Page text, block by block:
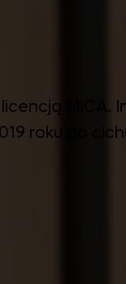
MiCA.
roku po